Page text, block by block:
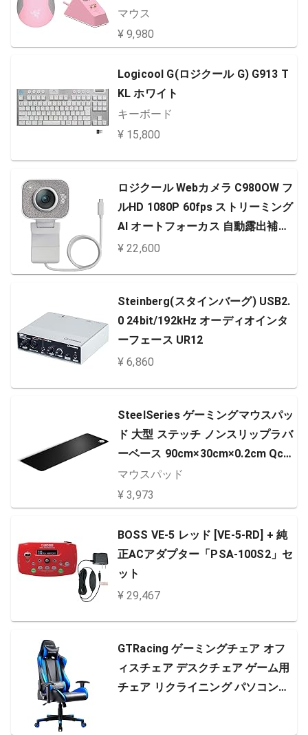
サー 20000DPI 光学スイッチ 8ボタ
ン 充電スタンド付 Chroma【日本
正規代理店保証品】 RZ01-030503
00-R3M1
マウス
¥ 9,980
Logicool G(ロジクール G) G913 T
KL ホワイト
キーボード
¥ 15,800
ロジクール Webカメラ C980OW フ
ルHD 1080P 60fps ストリーミング
AI オートフォーカス 自動露出補正
手ブレ USB Type-C ウェブカメラ
品
¥ 22,600
Steinberg(スタインバーグ) USB2.
0 24bit/192kHz オーディオインタ
ーフェース UR12
¥ 6,860
SteelSeries ゲーミングマウスパッ
ド 大型 ステッチ ノンスリップラバ
ーベース 90cm×30cm×0.2cm QcK
Edge XL 63824
マウスパッド
¥ 3,973
BOSS VE-5 レッド [VE-5-RD] + 純
正ACアダプター「PSA-100S2」セ
ット
¥ 29,467
GTRacing ゲーミングチェア オフ
ィスチェア デスクチェア ゲーム用
チェア リクライニング パソコンチ